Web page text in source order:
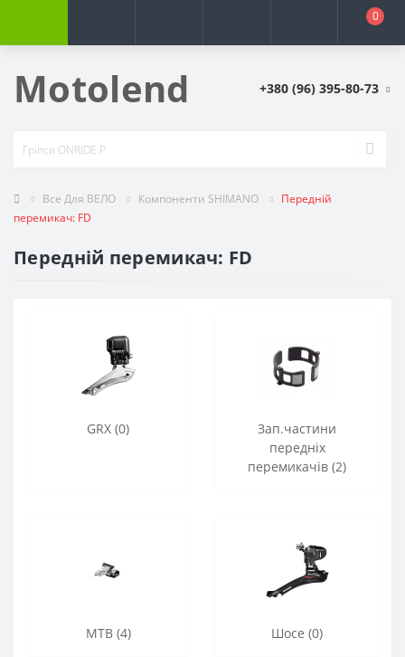
0
Motolend +380 (96) 395-80-73
Все Для ВЕЛО Компоненти SHIMANO
Передній
перемикач: FD
Передній перемикач: FD
GRX (0)
Зап.частини
передніх
перемикачів (2)
МТВ (4) Шосе (0)